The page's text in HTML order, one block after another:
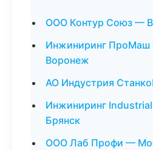
ООО Контур Союз —
Инжиниринг ПроМаш
Воронеж
АО Индустрия
Инжиниринг
Брянск
ООО Лаб Профи —